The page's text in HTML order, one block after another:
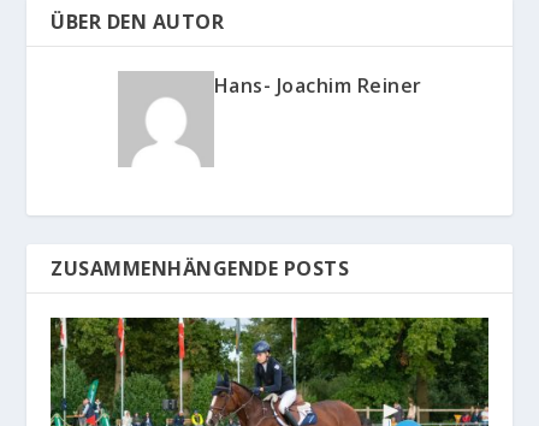
ÜBER DEN AUTOR
Hans- Joachim Reiner
ZUSAMMENHÄNGENDE POSTS